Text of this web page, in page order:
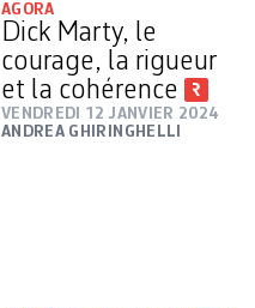
AGORA
Dick Marty, le
courage, la rigueur
et la cohérence
VENDREDI 12 JANVIER 2024
ANDREA GHIRINGHELLI